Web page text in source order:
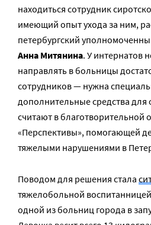
находиться сотрудник
имеющий опыт ухода за ним,
петербургский
Анна Митянина. У интернатов
направлять в больницы
сотрудников — нужна
дополнительные средства для
считают в благотворительной
«Перспективы», помогающей
тяжелыми нарушениями в
Поводом для решения стала
тяжелобольной
одной из больниц города в